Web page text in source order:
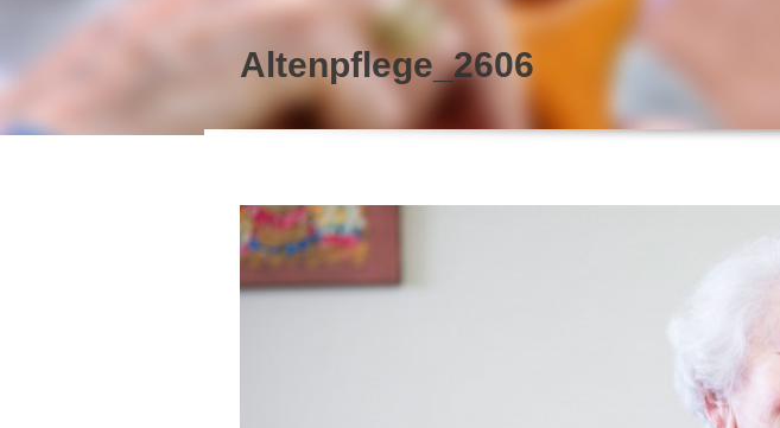
Altenpflege_2606